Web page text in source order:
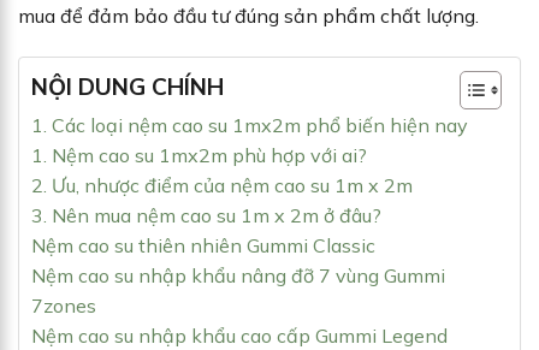
mua để đảm bảo đầu tư đúng sản phẩm chất lượng.
NỘI DUNG CHÍNH
1. Các loại nệm cao su 1mx2m phổ biến hiện nay
1. Nệm cao su 1mx2m phù hợp với ai?
2. Ưu, nhược điểm của nệm cao su 1m x 2m
3. Nên mua nệm cao su 1m x 2m ở đâu?
Nệm cao su thiên nhiên Gummi Classic
Nệm cao su nhập khẩu nâng đỡ 7 vùng Gummi
7zones
Nệm cao su nhập khẩu cao cấp Gummi Legend